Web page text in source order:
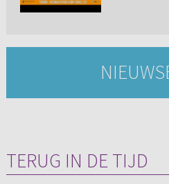
TERUG IN DE TIJD